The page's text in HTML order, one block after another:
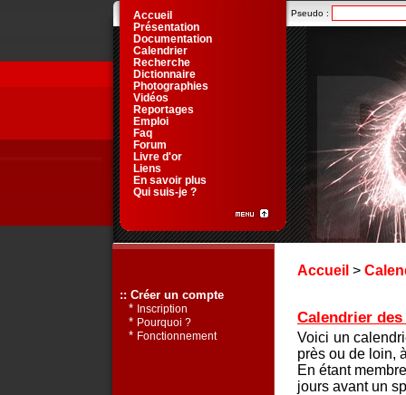
Accueil >
Calendrier
Voici un
près ou de loin,
En étant
jours avant un
Pseudo :
Accueil
Présentation
Documentation
Calendrier
Recherche
Dictionnaire
Photographies
Vidéos
Reportages
Emploi
Faq
Forum
Livre d'or
Liens
En savoir plus
Qui suis-je ?
:: Créer un compte
* Inscription
* Pourquoi ?
* Fonctionnement